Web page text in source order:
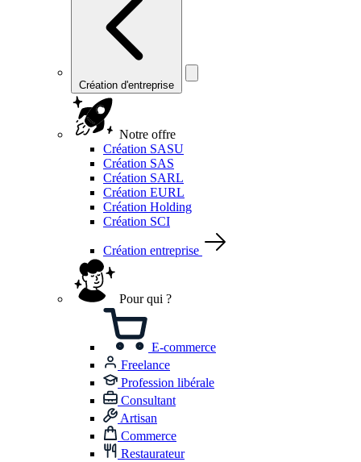
Création d'entreprise
Notre offre
Création SASU
Création SAS
Création SARL
Création EURL
Création Holding
Création SCI
Création entreprise
Pour qui ?
E-commerce
Freelance
Profession libérale
Consultant
Artisan
Commerce
Restaurateur